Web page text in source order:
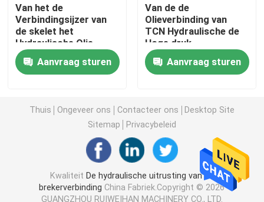
jcb verbindingsuitrusting
De Verbindingsuitrusting van KOMATSU
Hydraulische Olieverbinding
Hydraulische Stofverbinding
Hydraulische Zuigerverbinding
Van het de
Verbindingsijzer van
de skelet het
Hydraulische Olie
Rubbermateriaal voor
Graafwerktuig
Aanvraag sturen
Van de de
Olieverbinding van
TCN Hydraulische de
Hoge druk
Rubberverbinding op
hoge temperatuur
Aanvraag sturen
Thuis Ongeveer ons Contacteer ons
Desktop Site
Sitemap
Privacybeleid
Kwaliteit De hydraulische uitrusting van de
brekerverbinding China Fabriek.Copyright © 2026
GUANGZHOU RUIWEIHAN MACHINERY CO., LTD.